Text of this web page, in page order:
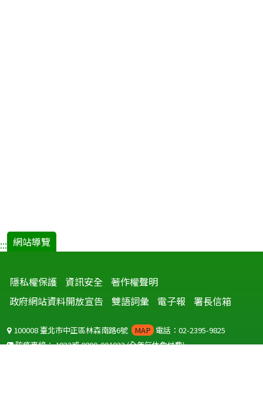
::: 網站導覽
隱私權保護 資訊安全 著作權聲明
政府網站資料開放宣告
雙語詞彙 電子報 署長信箱
100008 臺北市中正區林森南路6號 MAP 電話：02-2395-9825
防疫專線：1922或0800-001922(全年無休免付費)